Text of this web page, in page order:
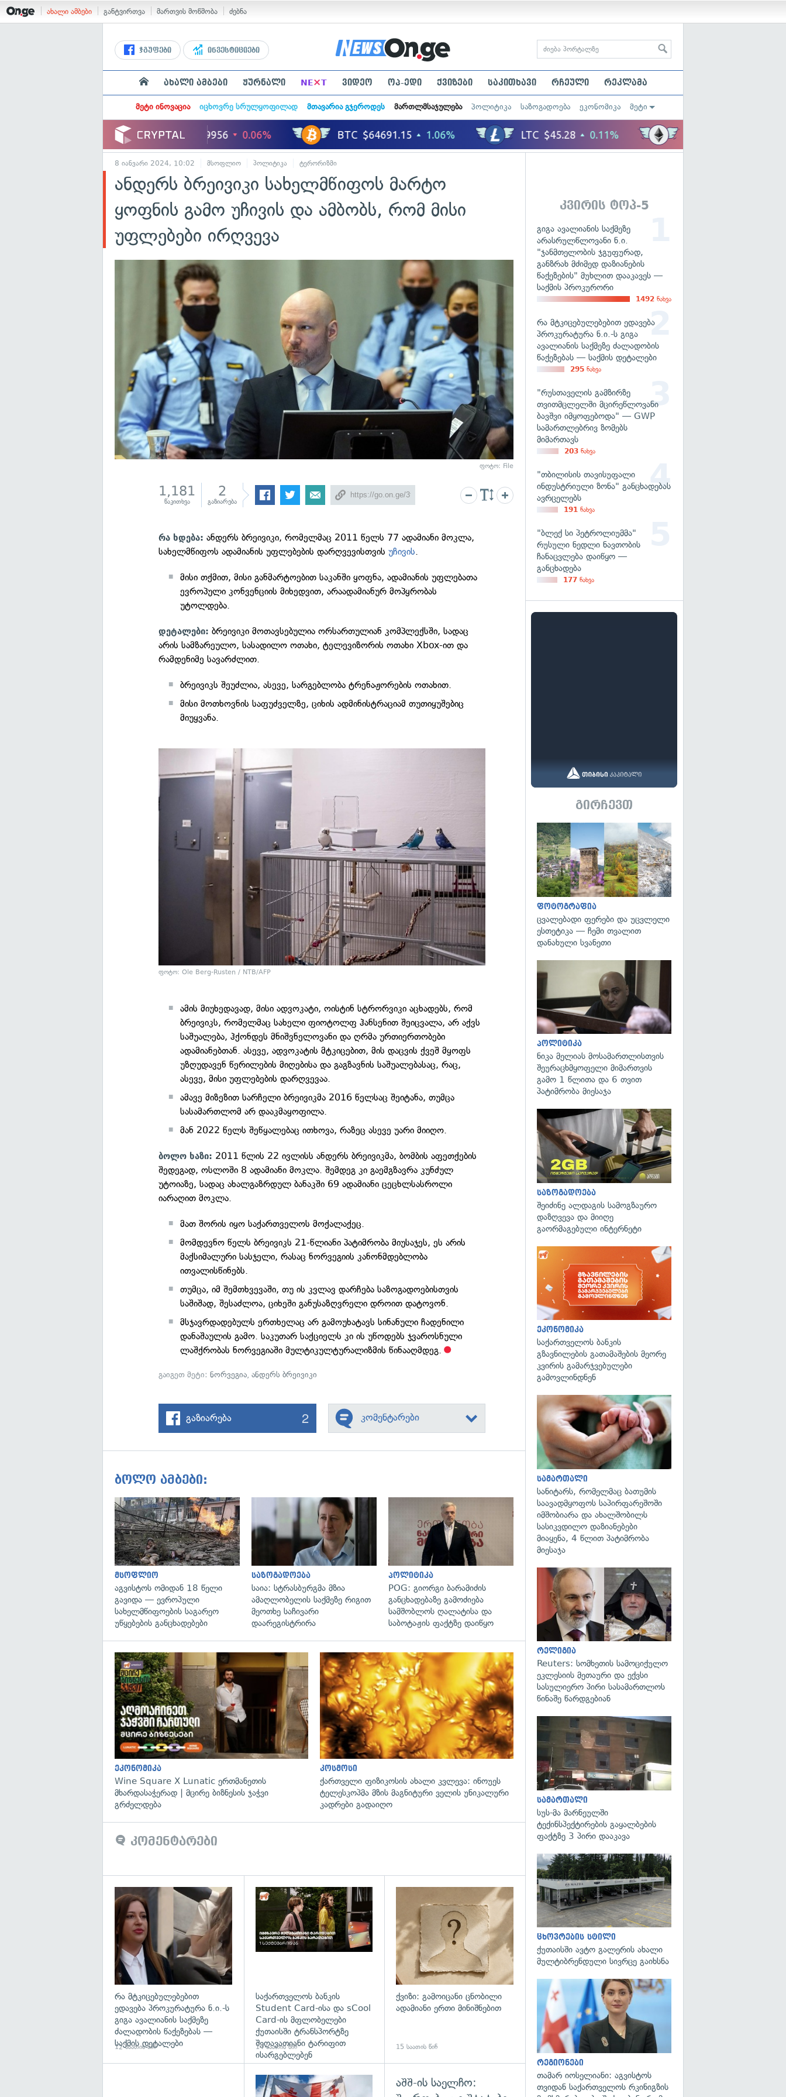
ახალი ამბები განტვირთვა მართვის მოწმობა ძებნა
ჯგუფები ინვესტიციები
ახალი ამბები ჟურნალი NE×T ვიდეო ოპ-ედი ქვიზები საკითხავი რჩეული რეკლამა
მეტი ინოვაცია იცხოვრე სრულყოფილად მთავარია გჯეროდეს მართლმსაჯულება პოლიტიკა საზოგადოება ეკონომიკა მეტი
8 იანვარი 2024, 10:02 მსოფლიო პოლიტიკა ტერორიზმი
ანდერს ბრეივიკი სახელმწიფოს მარტო
ყოფნის გამო უჩივის და ამბობს, რომ მისი
უფლებები ირღვევა
ფოტო: File
1,181
წაკითხვა
2
გაზიარება
რა ხდება: ანდერს ბრეივიკი, რომელმაც 2011 წელს 77 ადამიანი მოკლა,
სახელმწიფოს ადამიანის უფლებების დარღვევისთვისუჩივის.
მისი თქმით, მისი განმარტოებით საკანში ყოფნა, ადამიანის უფლებათა
ევროპული კონვენციის მიხედვით, არაადამიანურ მოპყრობას
უტოლდება.
დეტალები:ბრეივიკი მოთავსებულია ორსართულიან კომპლექსში, სადაც
არის სამზარეულო, სასადილო ოთახი, ტელევიზორის ოთახი Xbox-ით და
რამდენიმე სავარძლით.
ბრეივიკს შეუძლია, ასევე, სარგებლობა ტრენაჟორების ოთახით.
მისი მოთხოვნის საფუძველზე, ციხის ადმინისტრაციამ თუთიყუშებიც
მიუყვანა.
ფოტო: Ole Berg-Rusten / NTB/AFP
ამის მიუხედავად, მისი ადვოკატი, ოისტინ სტრორვიკი აცხადებს, რომ
ბრეივიკს, რომელმაც სახელი ფიოტოლფ ჰანსენით შეიცვალა, არ აქვს
საშუალება, ჰქონდეს მნიშვნელოვანი და ღრმა ურთიერთობები
ადამიანებთან. ასევე, ადვოკატის მტკიცებით, მის დაცვის ქვეშ მყოფს
უზღუდავენ წერილების მიღებისა და გაგზავნის საშუალებასაც, რაც,
ასევე, მისი უფლებების დარღვევაა.
ამავე მიზეზით სარჩელი ბრეივიკმა 2016 წელსაც შეიტანა, თუმცა
სასამართლომ არ დააკმაყოფილა.
მან 2022 წელს შეწყალებაც ითხოვა, რაზეც ასევე უარი მიიღო.
ბოლო ხაზი: 2011 წლის 22 ივლისს ანდერს ბრეივიკმა, ბომბის აფეთქების
შედეგად, ოსლოში 8 ადამიანი მოკლა. შემდეგ კი გაემგზავრა კუნძულ
უტოიაზე, სადაც ახალგაზრდულ ბანაკში 69 ადამიანი ცეცხლსასროლი
იარაღით მოკლა.
მათ შორის იყო საქართველოს მოქალაქეც.
მომდევნო წელს ბრეივიკს 21-წლიანი პატიმრობა მიუსაჯეს, ეს არის
მაქსიმალური სასჯელი, რასაც ნორვეგიის კანონმდებლობა
ითვალისწინებს.
თუმცა, იმ შემთხვევაში, თუ ის კვლავ დარჩება საზოგადოებისთვის
საშიშად, შესაძლოა, ციხეში განუსაზღვრელი დროით დატოვონ.
მსჯავრდადებულს ერთხელაც არ გამოუხატავს სინანული ჩადენილი
დანაშაულის გამო. საკუთარ საქციელს კი ის უწოდებს ჯვაროსნული
ლაშქრობას ნორვეგიაში მულტიკულტურალიზმის წინააღმდეგ.
გაიგეთ მეტი:ნორვეგია,ანდერს ბრეივიკი
გაზიარება 2 კომენტარები
ბოლო ამბები:
გადახედვა
მსოფლიო
აგვისტოს ომიდან 18 წელი
გავიდა — ევროპული
სახელმწიფოების საგარეო
უწყებების განცხადებები
საზოგადოება
საია: სტრასბურგმა მზია
ამაღლობელის საქმეზე რიგით
მეოთხე საჩივარი
დაარეგისტრირა
გადახედვა
პოლიტიკა
POG: გიორგი ბარამიძის
განცხადებაზე გამოძიება
სამშობლოს ღალატისა და
საბოტაჟის ფაქტზე დაიწყო
ეკონომიკა
Wine Square X Lunatic ერთმანეთის
მხარდასაჭერად | მცირე ბიზნესის ჯაჭვი
გრძელდება
გადახედვა
კოსმოსი
ქართველი ფიზიკოსის ახალი კვლევა: ინოუეს
ტელესკოპმა მზის მაგნიტური ველის უნიკალური
კადრები გადაიღო
კომენტარები
გადახედვა
რა მტკიცებულებებით
ედავება პროკურატურა ნ.ი.-ს
გიგა ავალიანის საქმეზე
ძალადობის წაქეზებას —
საქმის დეტალები
12 საათის წინ
საქართველოს ბანკის
Student Card-ისა და sCool
Card-ის მფლობელები
ქუთაისში ტრანსპორტზე
შეღავათიანი ტარიფით
ისარგებლებენ
14 საათის წინ
ქვიზი: გამოიცანი ცნობილი
ადამიანი ერთი მინიშნებით
15 საათის წინ
გადახედვა
აშშ-ის საელჩო:
კვირის ტოპ-5
გიგა ავალიანის საქმეზე
არასრულწლოვანი ნ.ი.
"ჯანმთელობის ჯგუფურად,
განზრახ მძიმედ დაზიანების
წაქეზების" მუხლით დააკავეს —
საქმის პროკურორი
1492 ნახვა
რა მტკიცებულებებით ედავება
პროკურატურა ნ.ი.-ს გიგა
ავალიანის საქმეზე ძალადობის
წაქეზებას — საქმის დეტალები
295 ნახვა
"რუსთაველის გამზირზე
თვითმცლელში მცირეწლოვანი
ბავშვი იმყოფებოდა" — GWP
სამართლებრივ ზომებს
მიმართავს
203 ნახვა
"თბილისის თავისუფალი
ინდუსტრიული ზონა" განცხადებას
ავრცელებს
191 ნახვა
"ბლექ სი პეტროლიუმმა"
რუსული ნედლი ნავთობის
ჩანაცვლება დაიწყო —
განცხადება
177 ნახვა
გირჩევთ
ფოტოგრაფია
ცვალებადი ფერები და უცვლელი
ესთეტიკა — ჩემი თვალით
დანახული სვანეთი
პოლიტიკა
ნიკა მელიას მოსამართლისთვის
შეურაცხმყოფელი მიმართვის
გამო 1 წლითა და 6 თვით
პატიმრობა მიესაჯა
საზოგადოება
შეიძინე ალდაგის სამოგზაურო
დაზღვევა და მიიღე
გაორმაგებული ინტერნეტი
ეკონომიკა
საქართველოს ბანკის
გზავნილების გათამაშების მეორე
კვირის გამარჯვებულები
გამოვლინდნენ
სამართალი
სანიტარს, რომელმაც ბათუმის
საავადმყოფოს საპირფარეშოში
იმშობიარა და ახალშობილს
სასიკვდილო დაზიანებები
მიაყენა, 4 წლით პატიმრობა
მიესაჯა
რელიგია
Reuters: სომხეთის სამოციქულო
ეკლესიის მეთაური და ექვსი
სასულიერო პირი სასამართლოს
წინაშე წარდგებიან
სამართალი
სუს-მა მარნეულში
ტექინსპექტირების გაყალბების
ფაქტზე 3 პირი დააკავა
ცხოვრების სტილი
ქუთაისში ავტო გალერის ახალი
მულტიბრენდული სივრცე გაიხსნა
რეგიონები
თამარ იოსელიანი: აგვისტოს
თვიდან საქართველოს რკინიგზის